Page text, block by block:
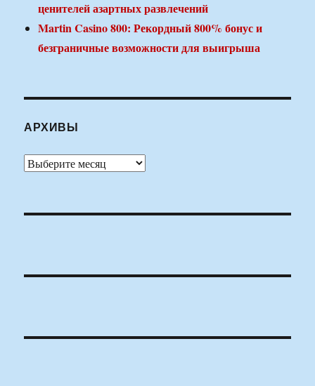
ценителей азартных развлечений
Martin Casino 800: Рекордный 800% бонус и
безграничные возможности для выигрыша
АРХИВЫ
Архивы